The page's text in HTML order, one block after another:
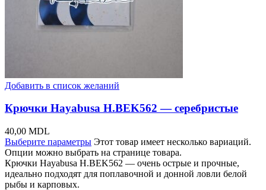
Добавить в список желаний
Крючки Hayabusa H.BEK562 — серебристые
40,00 MDL
Выберите параметры Этот товар имеет несколько вариаций.
Опции можно выбрать на странице товара.
Крючки Hayabusa H.BEK562 — очень острые и прочные,
идеально подходят для поплавочной и донной ловли белой
рыбы и карповых.